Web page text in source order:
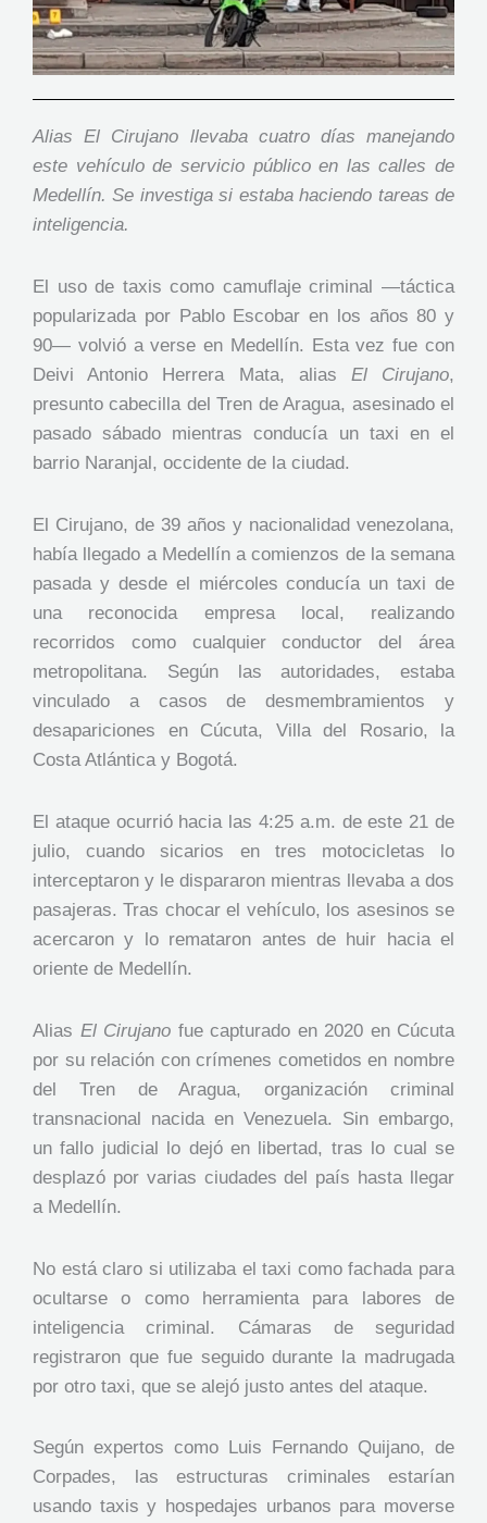
Alias El Cirujano llevaba cuatro días manejando
este vehículo de servicio público en las calles de
Medellín. Se investiga si estaba haciendo tareas de
inteligencia.
El uso de taxis como camuflaje criminal —táctica
popularizada por Pablo Escobar en los años 80 y
90— volvió a verse en Medellín. Esta vez fue con
Deivi Antonio Herrera Mata, alias El Cirujano,
presunto cabecilla del Tren de Aragua, asesinado el
pasado sábado mientras conducía un taxi en el
barrio Naranjal, occidente de la ciudad.
El Cirujano, de 39 años y nacionalidad venezolana,
había llegado a Medellín a comienzos de la semana
pasada y desde el miércoles conducía un taxi de
una reconocida empresa local, realizando
recorridos como cualquier conductor del área
metropolitana. Según las autoridades, estaba
vinculado a casos de desmembramientos y
desapariciones en Cúcuta, Villa del Rosario, la
Costa Atlántica y Bogotá.
El ataque ocurrió hacia las 4:25 a.m. de este 21 de
julio, cuando sicarios en tres motocicletas lo
interceptaron y le dispararon mientras llevaba a dos
pasajeras. Tras chocar el vehículo, los asesinos se
acercaron y lo remataron antes de huir hacia el
oriente de Medellín.
Alias El Cirujano fue capturado en 2020 en Cúcuta
por su relación con crímenes cometidos en nombre
del Tren de Aragua, organización criminal
transnacional nacida en Venezuela. Sin embargo,
un fallo judicial lo dejó en libertad, tras lo cual se
desplazó por varias ciudades del país hasta llegar
a Medellín.
No está claro si utilizaba el taxi como fachada para
ocultarse o como herramienta para labores de
inteligencia criminal. Cámaras de seguridad
registraron que fue seguido durante la madrugada
por otro taxi, que se alejó justo antes del ataque.
Según expertos como Luis Fernando Quijano, de
Corpades, las estructuras criminales estarían
usando taxis y hospedajes urbanos para moverse